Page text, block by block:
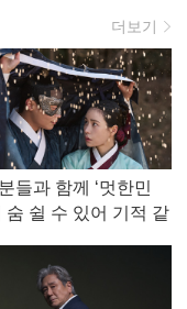
더보기
들과 함께 ‘멋한민
숨 쉴 수 있어 기적 같